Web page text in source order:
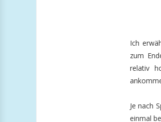
Ich
zum
relativ
Je nach
einmal